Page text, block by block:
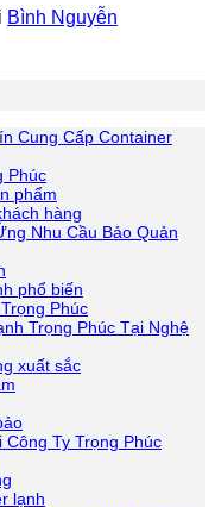
Bình Nguyễn
Cung Cấp Container
Phúc
phẩm
hàng
Nhu Cầu Bảo Quản
phổ biến
Phúc
Trọng Phúc Tại Nghệ
xuất sắc
Ty Trọng Phúc
lạnh